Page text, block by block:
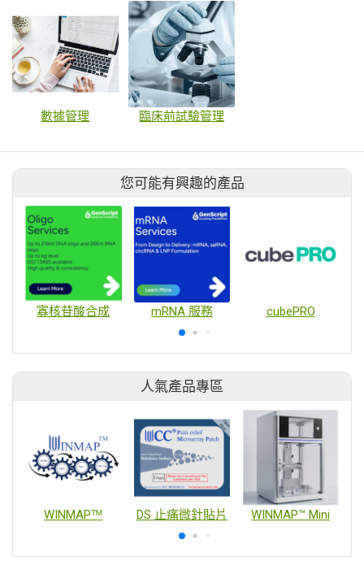
數據管理 臨床前試驗管理
您可能有興趣的產品
寡核苷酸合成 mRNA 服務 cubePRO
人氣產品專區
WINMAPᵀᴹ DS 止痛微針貼片 WINMAP™ Mini